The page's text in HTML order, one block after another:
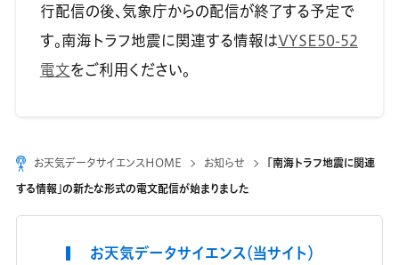
行配信の後、気象庁からの配信が終了する予定で
す。南海トラフ地震に関連する情報はVYSE50-52
電文をご利用ください。
お天気データサイエンスHOME お知らせ
「南海トラフ地震に関連
する情報」の新たな形式の電文配信が始まりました
お天気データサイエンス（当サイト）